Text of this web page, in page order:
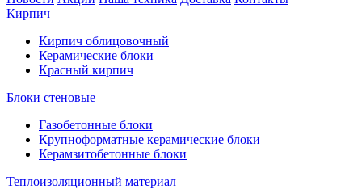
Кирпич
Кирпич облицовочный
Керамические блоки
Красный кирпич
Блоки стеновые
Газобетонные блоки
Крупноформатные керамические блоки
Керамзитобетонные блоки
Теплоизоляционный материал